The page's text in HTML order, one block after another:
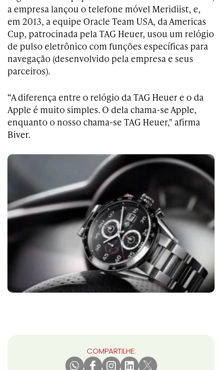
a empresa lançou o telefone móvel Meridiist, e,
em 2013, a equipe Oracle Team USA, da Americas
Cup, patrocinada pela TAG Heuer, usou um relógio
de pulso eletrônico com funções específicas para
navegação (desenvolvido pela empresa e seus
parceiros).
“A diferença entre o relógio da TAG Heuer e o da
Apple é muito simples. O dela chama-se Apple,
enquanto o nosso chama-se TAG Heuer," afirma
Biver.
COMPARTILHE: